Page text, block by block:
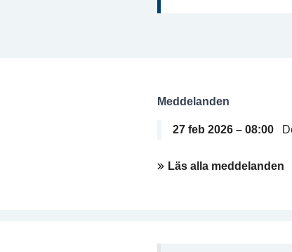
Meddelanden
27 feb 2026 – 08:00
Läs alla meddelanden